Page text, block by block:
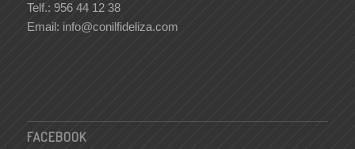
Telf.: 956 44 12 38
Email: info@conilfideliza.com
FACEBOOK